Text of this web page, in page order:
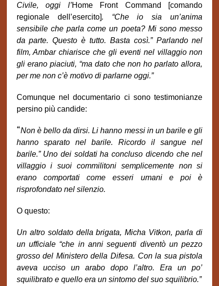
Civile, oggi l’Home Front Command
[comando
regionale dell’esercito]. “Che io sia un’anima
sensibile che parla come un poeta? Mi sono messo
da parte. Questo è tutto. Basta così.” Parlando nel
film, Ambar chiarisce che gli eventi nel villaggio non
gli erano piaciuti, “ma dato che non ho parlato allora,
per me non c’è motivo di parlarne oggi.”
Comunque nel documentario ci sono testimonianze
persino più candide:
“Non è bello da dirsi. Li hanno messi in un barile e gli
hanno sparato nel barile. Ricordo il sangue nel
barile.” Uno dei soldati ha concluso dicendo che nel
villaggio i suoi commilitoni semplicemente non si
erano comportati come esseri umani e poi è
risprofondato nel silenzio.
O questo:
Un altro soldato della brigata, Micha Vitkon, parla di
un ufficiale “che in anni seguenti diventò un pezzo
grosso del Ministero della Difesa. Con la sua pistola
aveva ucciso un arabo dopo l’altro. Era un po’
squilibrato e quello era un sintomo del suo squilibrio.”